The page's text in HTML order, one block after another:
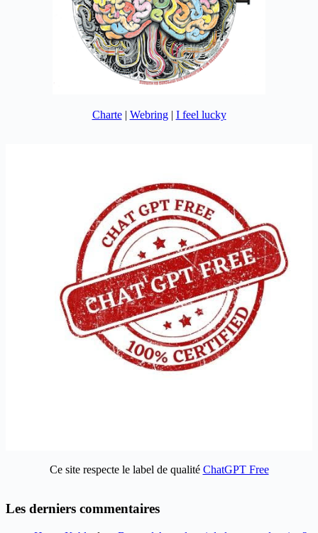
Charte| Webring| I feel lucky
Ce site respecte le label de qualité ChatGPT Free
Les derniers commentaires